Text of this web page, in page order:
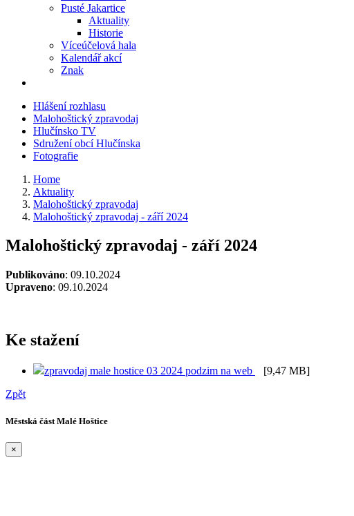
Pusté Jakartice
Aktuality
Historie
Víceúčelová hala
Kalendář akcí
Znak
Hlášení rozhlasu
Malohoštický zpravodaj
Hlučínsko TV
Sdružení obcí Hlučínska
Fotografie
Home
Aktuality
Malohoštický zpravodaj
Malohoštický zpravodaj - září 2024
Malohoštický zpravodaj - září 2024
Publikováno: 09.10.2024
Upraveno: 09.10.2024
Ke stažení
zpravodaj male hostice 03 2024 podzim na web
[9,47 MB]
Zpět
Městská část Malé Hoštice
×